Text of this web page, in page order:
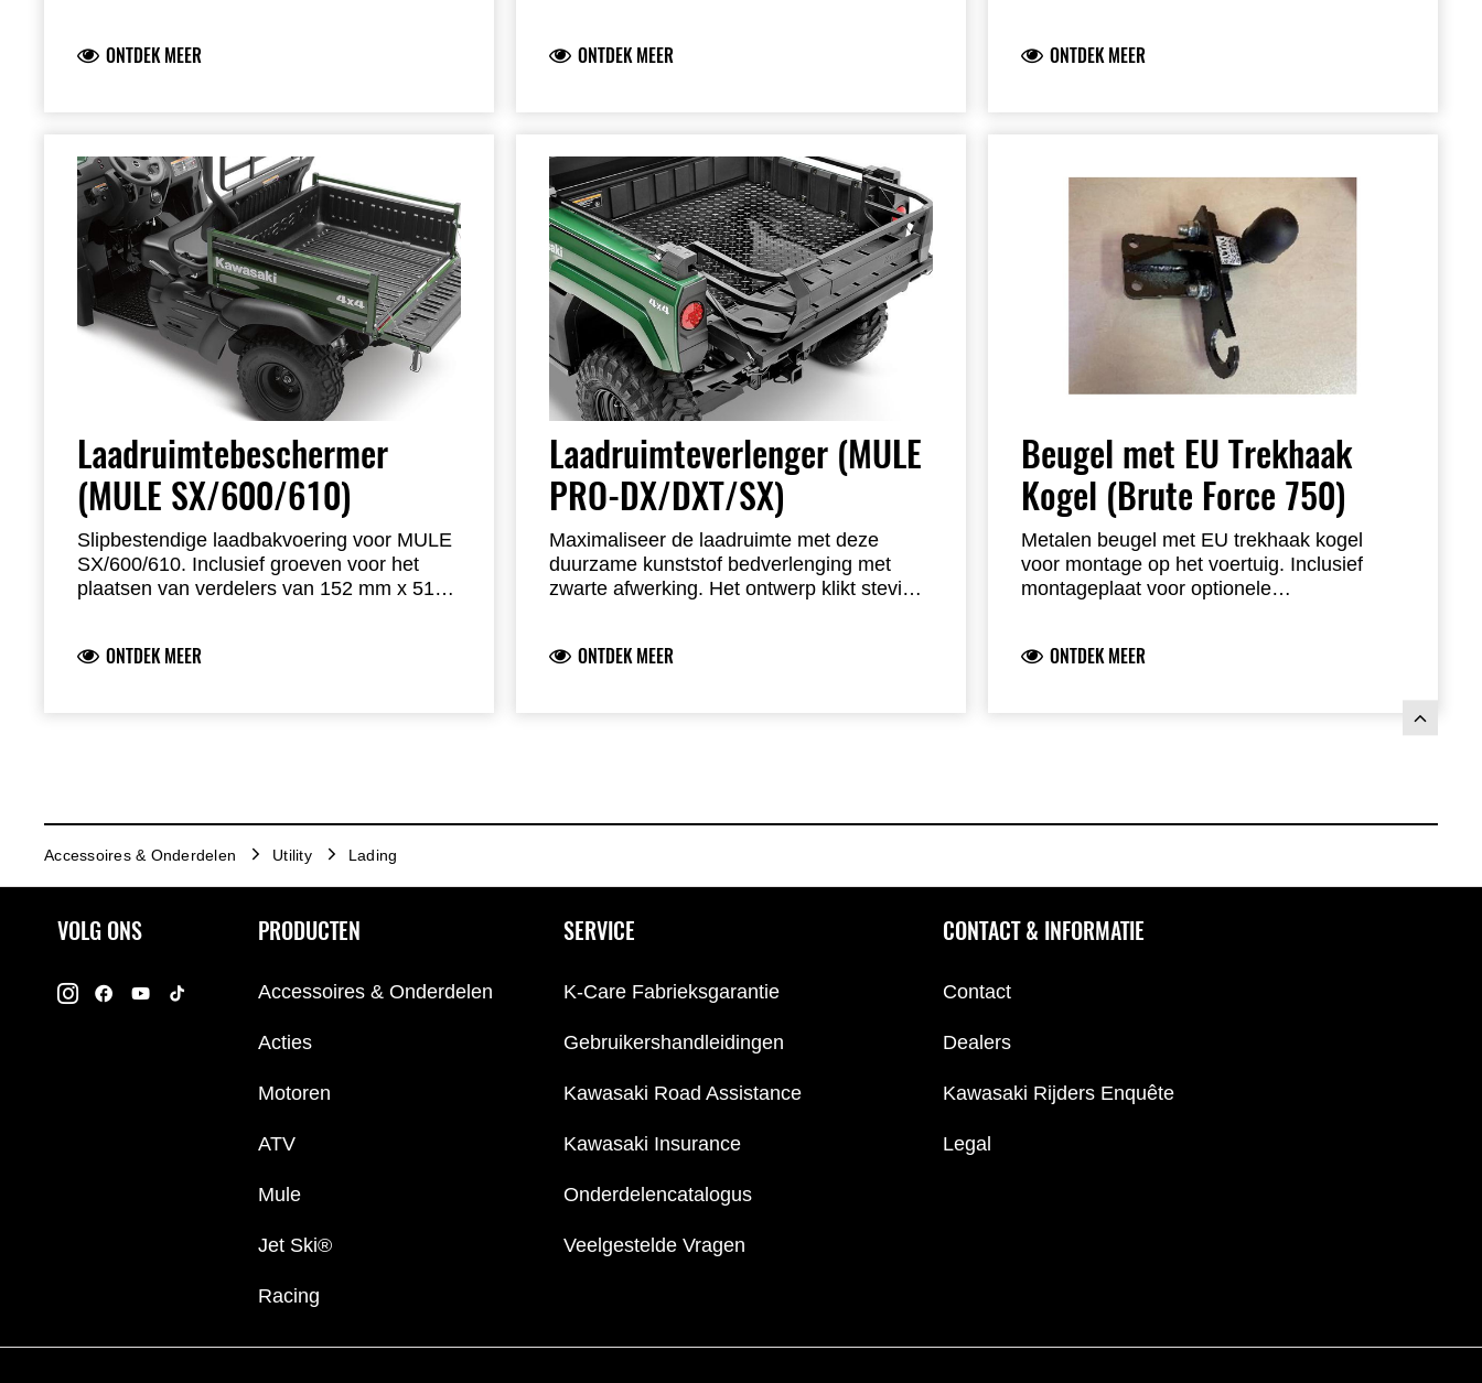
ONTDEK MEER ONTDEK MEER ONTDEK MEER
Laadruimtebeschermer
(MULE SX/600/610)
Slipbestendige laadbakvoering voor MULE
SX/600/610. Inclusief groeven voor het
plaatsen van verdelers van 152 mm x 51
afdekking voor de achterklep. De
ONTDEK MEER
Laadruimteverlenger (MULE
PRO-DX/DXT/SX)
Maximaliseer de laadruimte met deze
duurzame kunststof bedverlenging met
zwarte afwerking. Het ontwerp klikt stevig
gebeurt met twee KQR-accessoirehouders.
ONTDEK MEER
Beugel met EU Trekhaak
Kogel (Brute Force 750)
Metalen beugel met EU trekhaak kogel
voor montage op het voertuig. Inclusief
montageplaat voor optionele
ONTDEK MEER
Accessoires & Onderdelen Utility Lading
VOLG ONS PRODUCTEN
Accessoires & Onderdelen
Acties
Motoren
ATV
Mule
Jet Ski®
Racing
SERVICE
K-Care Fabrieksgarantie
Gebruikershandleidingen
Kawasaki Road Assistance
Kawasaki Insurance
Onderdelencatalogus
Veelgestelde Vragen
CONTACT & INFORMATIE
Contact
Dealers
Kawasaki Rijders Enquête
Legal